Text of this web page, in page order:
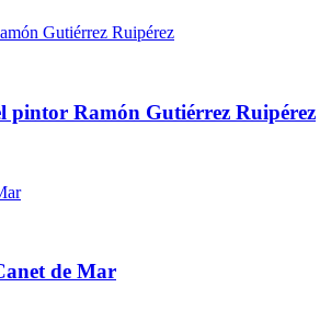
pintor Ramón Gutiérrez Ruipérez
de Mar